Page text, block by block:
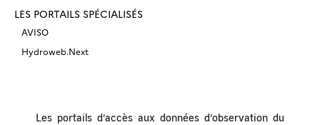
LES PORTAILS SPÉCIALISÉS
AVISO
Hydroweb.Next
Les portails d’accès aux données d’observation du